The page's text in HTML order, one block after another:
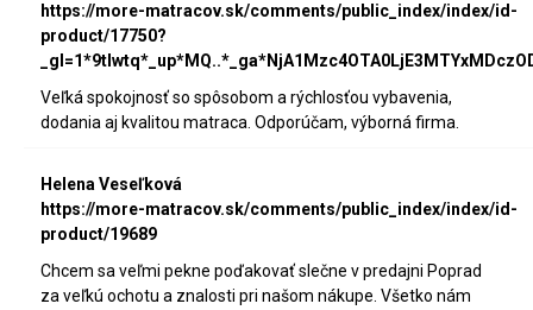
https://more-matracov.sk/comments/public_index/index/id-
product/17750?
Veľká spokojnosť so spôsobom a rýchlosťou vybavenia,
dodania aj kvalitou matraca. Odporúčam, výborná firma.
Helena Veseľková
https://more-matracov.sk/comments/public_index/index/id-
product/19689
Chcem sa veľmi pekne poďakovať slečne v predajni Poprad
za veľkú ochotu a znalosti pri našom nákupe. Všetko nám